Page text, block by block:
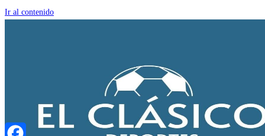
Ir al contenido